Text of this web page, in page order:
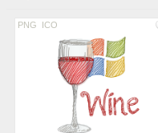
PNG ICO